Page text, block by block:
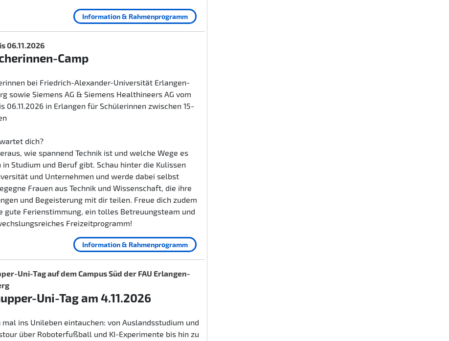
Information & Rahmenprogramm
06.11.2026
Camp
bei Friedrich-Alexander-Universität Erlangen-
sowie Siemens AG & Siemens Healthineers AG vom
06.11.2026 in Erlangen für Schülerinnen zwischen 15-
dich?
wie spannend Technik ist und welche Wege es
in Studium und Beruf gibt. Schau hinter die Kulissen
und Unternehmen und werde dabei selbst
Frauen aus Technik und Wissenschaft, die ihre
und Begeisterung mit dir teilen. Freue dich zudem
gute Ferienstimmung, ein tolles Betreuungsteam und
Freizeitprogramm!
Information & Rahmenprogramm
Uni-Tag auf dem Campus Süd der FAU Erlangen-
Uni-Tag am 4.11.2026
mal ins Unileben eintauchen: von Auslandsstudium und
über Roboterfußball und KI-Experimente bis hin zu